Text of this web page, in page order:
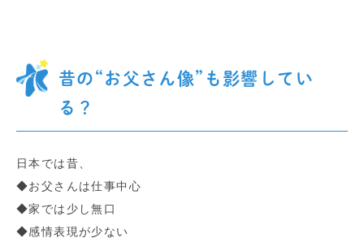
昔の“お父さん像”も影響してい
る？
日本では昔、
◆お父さんは仕事中心
◆家では少し無口
◆感情表現が少ない